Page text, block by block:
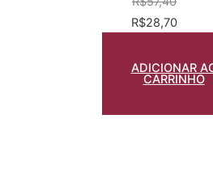
Rio de
1842–1867
R$28,70
ADICIONAR
CARRINHO